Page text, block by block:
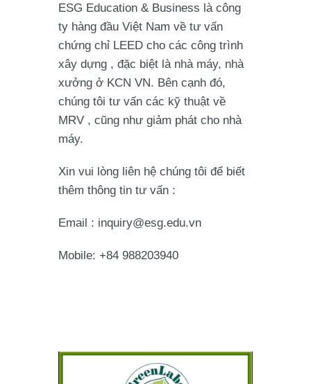
ESG Education & Business là công
ty hàng đầu Việt Nam về tư vấn
chứng chỉ LEED cho các công trình
xây dựng , đặc biệt là nhà máy, nhà
xưởng ở KCN VN. Bên cạnh đó,
chúng tôi tư vấn các kỹ thuật về
MRV , cũng như giảm phát cho nhà
máy.
Xin vui lòng liên hệ chúng tôi để biết
thêm thông tin tư vấn :
Email : inquiry@esg.edu.vn
Mobile: +84 988203940